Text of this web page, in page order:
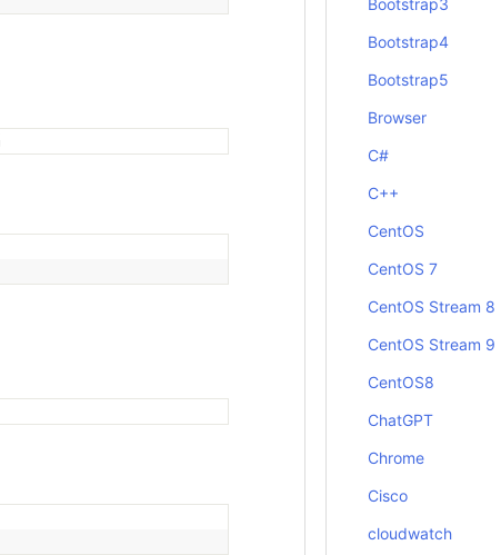
Bootstrap3
Bootstrap4
Bootstrap5
Browser
C#
C++
CentOS
CentOS 7
CentOS Stream 8
CentOS Stream 9
CentOS8
ChatGPT
Chrome
Cisco
cloudwatch